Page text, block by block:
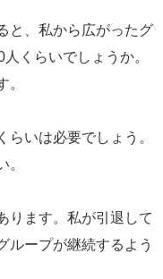
と、私から広がったグ
くらいでしょうか。
。
いは必要でしょう。
。
ります。私が引退して
ループが継続するよう